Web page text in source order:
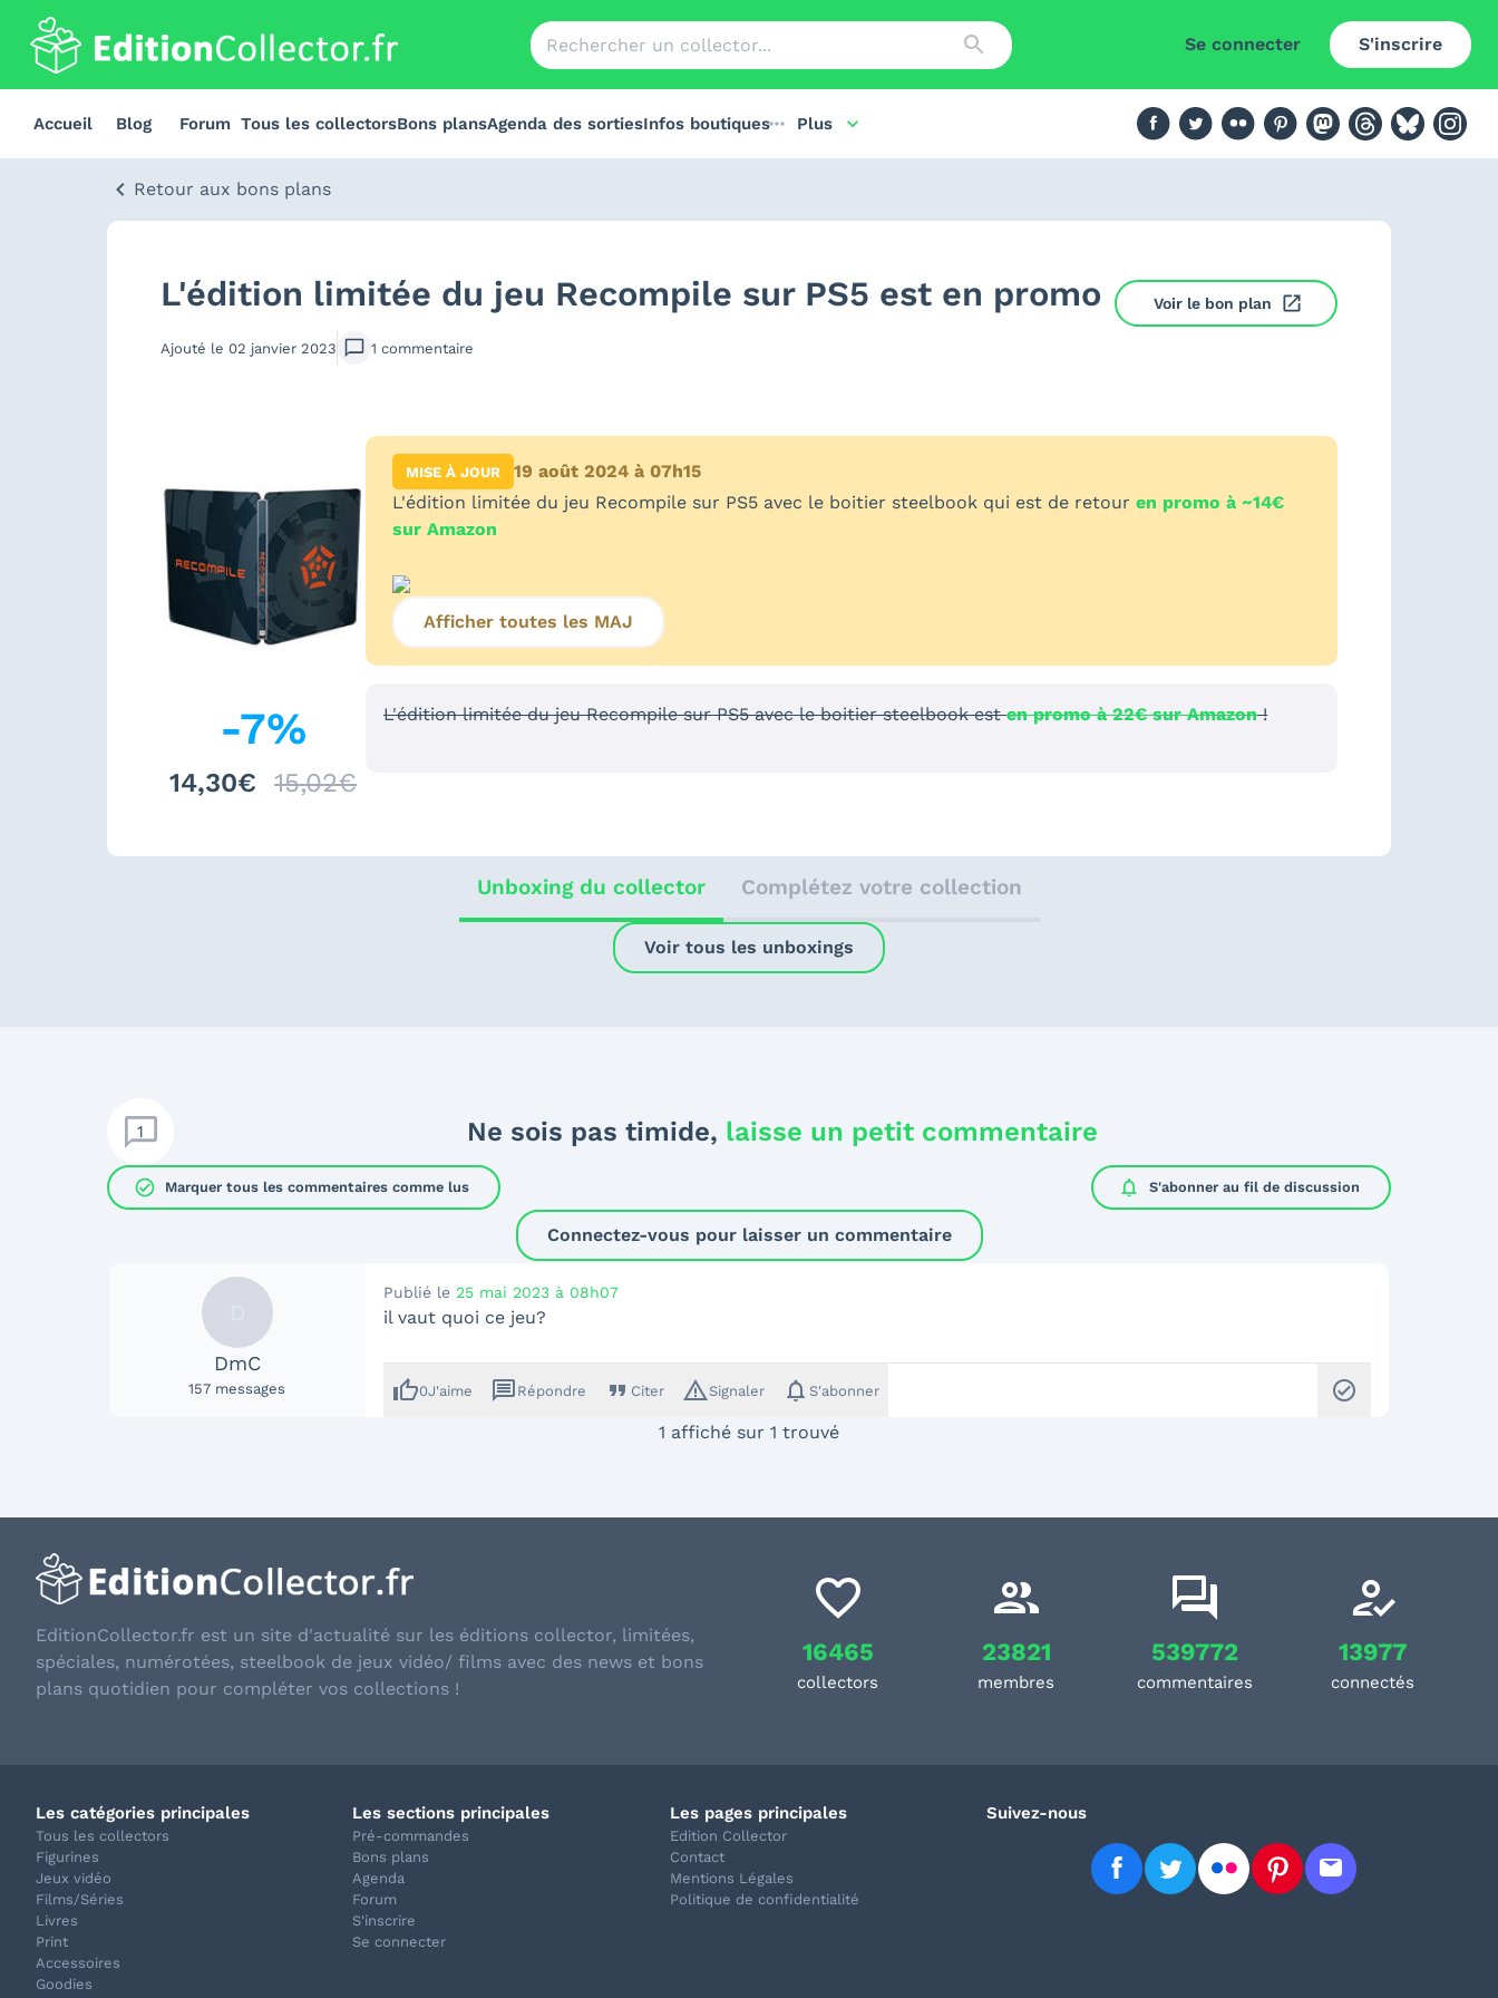
Se connecter S'inscrire
Accueil Blog Forum Tous les collectorsBons plansAgenda des sortiesInfos boutiques Plus
Retour aux bons plans
L'édition limitée du jeu Recompile sur PS5 est en promo Voir le bon plan
Ajouté le 02 janvier 2023 1 commentaire
-7%
14,30€ 15,02€
MISE À JOUR
19 août 2024 à 07h15
L'édition limitée du jeu Recompile sur PS5 avec le boitier steelbook qui est de retouren promo à ~14€
sur Amazon
Afficher toutes les MAJ
L'édition limitée du jeu Recompile sur PS5 avec le boitier steelbook esten promo à 22€ sur Amazon!
Unboxing du collector Complétez votre collection
Voir tous les unboxings
1 Ne sois pas timide, laisse un petit commentaire
check_circle Marquer tous les commentaires comme lus notifications S'abonner au fil de discussion
Connectez-vous pour laisser un commentaire
DmC
157 messages
Publié le 25 mai 2023 à 08h07
il vaut quoi ce jeu?
thumb_up0J'aime message Répondre format_quote Citer warning_amberSignaler notifications S'abonner check_circle
1 affiché sur 1 trouvé
EditionCollector.fr est un site d'actualité sur les éditions collector, limitées,
spéciales, numérotées, steelbook de jeux vidéo/ films avec des news et bons
plans quotidien pour compléter vos collections !
16465
collectors
23821
membres
539772
commentaires
13977
connectés
Les catégories principales
Tous les collectors
Figurines
Jeux vidéo
Films/Séries
Livres
Print
Accessoires
Goodies
Les sections principales
Pré-commandes
Bons plans
Agenda
Forum
S'inscrire
Se connecter
Les pages principales
Edition Collector
Contact
Mentions Légales
Politique de confidentialité
Suivez-nous